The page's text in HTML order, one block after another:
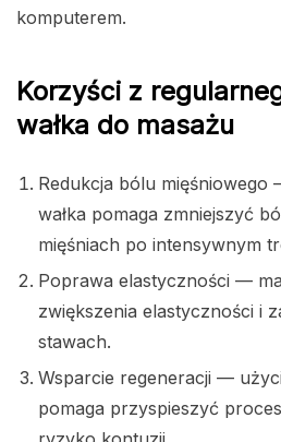
komputerem.
Korzyści z
wałka do masażu
Redukcja bólu
wałka pomaga zmniejszyć
mięśniach po intensywnym
Poprawa elastyczności —
zwiększenia elastyczności i
stawach.
Wsparcie regeneracji —
pomaga przyspieszyć